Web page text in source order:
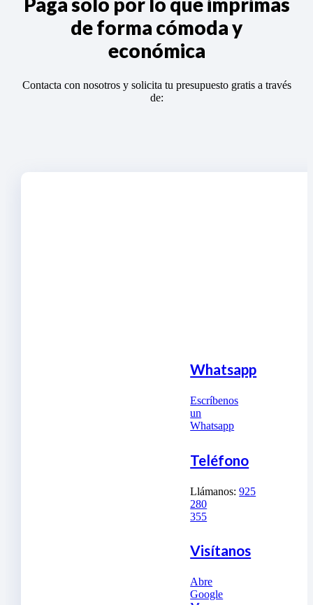
de forma cómoda y
económica
Contacta con nosotros y solicita tu presupuesto gratis a través
de:
Whatsapp
Escríbenos
un
Whatsapp
Teléfono
Llámanos:925
280
355
Visítanos
Abre
Google